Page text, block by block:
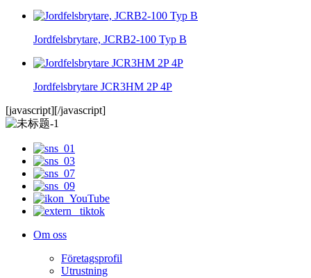
Jordfelsbrytare, JCRB2-100 Typ B
Jordfelsbrytare JCR3HM 2P 4P
[javascript][/javascript]
Om oss
Företagsprofil
Utrustning